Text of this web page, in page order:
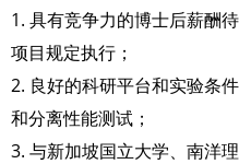
1. 具有竞争力的博士后薪酬
项目规定执行；
2. 良好的科研平台和实验条
和分离性能测试；
3. 与新加坡国立大学、南洋